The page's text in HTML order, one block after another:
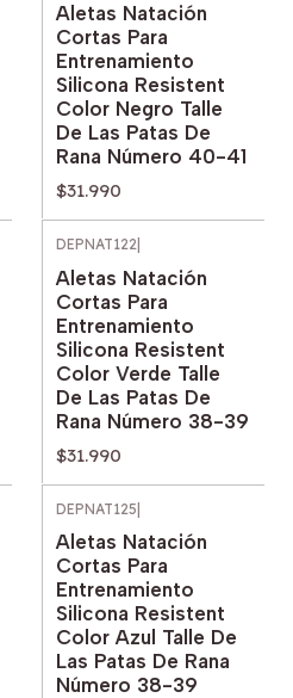
Aletas Natación
Cortas Para
Entrenamiento
Silicona Resistent
Color Negro Talle
De Las Patas De
Rana Número 40-41
$31.990
DEPNAT122
Aletas Natación
Cortas Para
Entrenamiento
Silicona Resistent
Color Verde Talle
De Las Patas De
Rana Número 38-39
$31.990
DEPNAT125
Aletas Natación
Cortas Para
Entrenamiento
Silicona Resistent
Color Azul Talle De
Las Patas De Rana
Número 38-39